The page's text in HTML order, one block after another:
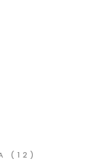
(12)